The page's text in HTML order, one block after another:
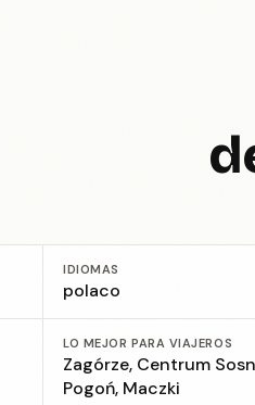
IDIOMAS
polaco
LO MEJOR PARA VIAJEROS
Zagórze, Centrum
Pogoń, Maczki